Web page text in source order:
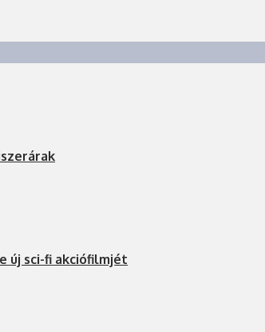
új sci-fi akciófilmjét